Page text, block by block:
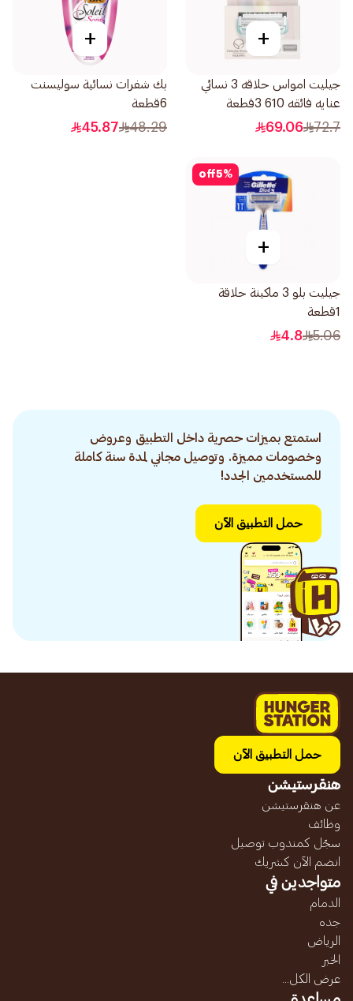
+
جيليت امواس حلاقه 3 نسائي
عنايه فائقه 610 3قطعة
72.7
69.06
+
بك شفرات نسائية سوليسنت
6قطعة
48.29
45.87
5%
off
+
جيليت بلو 3 ماكينة حلاقة
1قطعة
5.06
4.8
استمتع بميزات حصرية داخل التطبيق وعروض
وخصومات مميزة. وتوصيل مجاني لمدة سنة كاملة
للمستخدمين الجدد!
حمل التطبيق الآن
حمل التطبيق الآن
هنقرستيشن
عن هنقرستيشن
وظائف
سجّل كمندوب توصيل
انضم الآن كشريك
متواجدين في
الدمام
جده
الرياض
الخبر
عرض الكل...